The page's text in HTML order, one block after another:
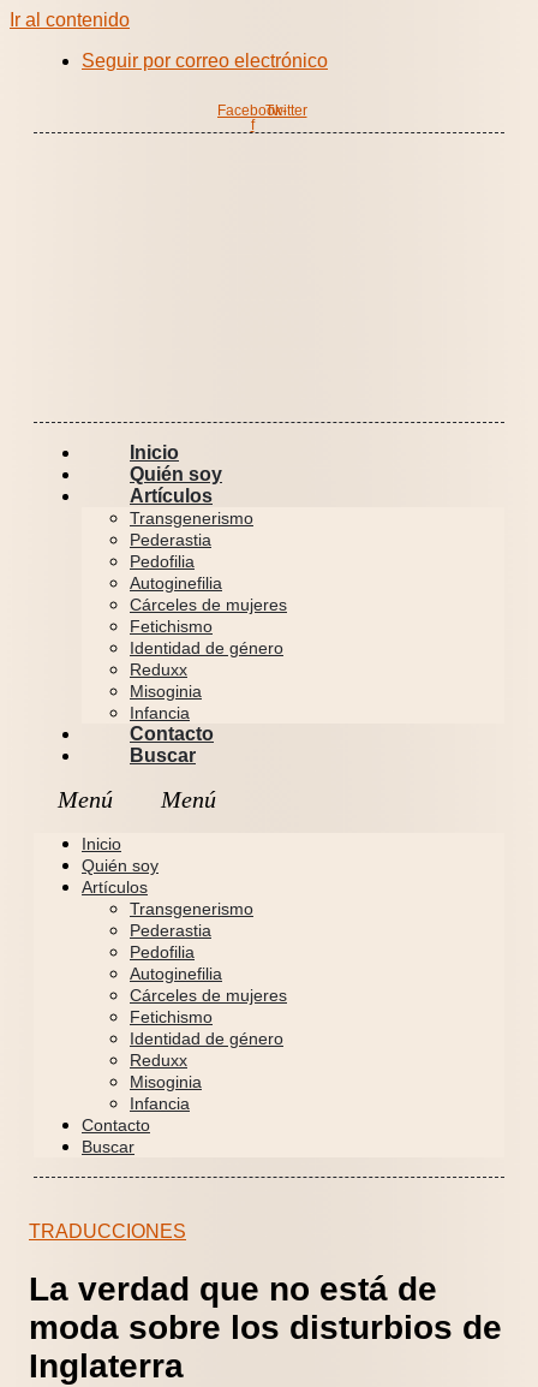
Ir al contenido
Seguir por correo electrónico
Facebook-
f
Twitter
Inicio
Quién soy
Artículos
Transgenerismo
Pederastia
Pedofilia
Autoginefilia
Cárceles de mujeres
Fetichismo
Identidad de género
Reduxx
Misoginia
Infancia
Contacto
Buscar
Inicio
Quién soy
Artículos
Transgenerismo
Pederastia
Pedofilia
Autoginefilia
Cárceles de mujeres
Fetichismo
Identidad de género
Reduxx
Misoginia
Infancia
Contacto
Buscar
TRADUCCIONES
La verdad que no está de
moda sobre los disturbios de
Inglaterra